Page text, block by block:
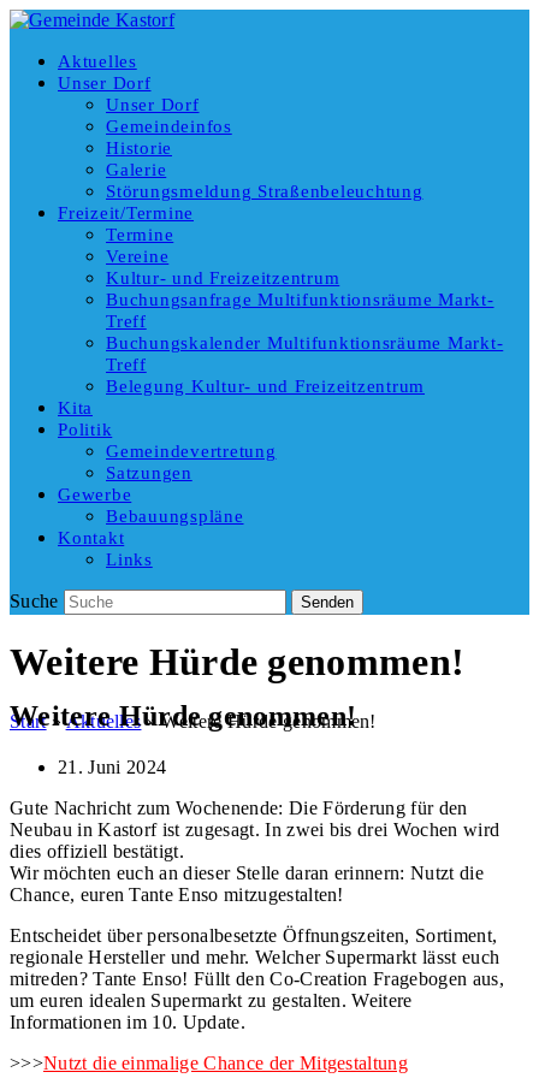
Aktuelles
Unser Dorf
Unser Dorf
Gemeindeinfos
Historie
Galerie
Störungsmeldung Straßenbeleuchtung
Freizeit/Termine
Termine
Vereine
Kultur- und Freizeitzentrum
Buchungsanfrage Multifunktionsräume Markt-
Treff
Buchungskalender Multifunktionsräume Markt-
Treff
Belegung Kultur- und Freizeitzentrum
Kita
Politik
Gemeindevertretung
Satzungen
Gewerbe
Bebauungspläne
Kontakt
Links
Suche Senden
Weitere Hürde genommen!
Start»Aktuelles»Weitere Hürde genommen!
Weitere Hürde genommen!
21. Juni 2024
Gute Nachricht zum Wochenende: Die Förderung für den
Neubau in Kastorf ist zugesagt. In zwei bis drei Wochen wird
dies offiziell bestätigt.
Wir möchten euch an dieser Stelle daran erinnern: Nutzt die
Chance, euren Tante Enso mitzugestalten!
Entscheidet über personalbesetzte Öffnungszeiten, Sortiment,
regionale Hersteller und mehr. Welcher Supermarkt lässt euch
mitreden? Tante Enso! Füllt den Co-Creation Fragebogen aus,
um euren idealen Supermarkt zu gestalten. Weitere
Informationen im 10. Update.
>>>Nutzt die einmalige Chance der Mitgestaltung